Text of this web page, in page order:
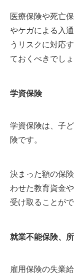
医療保険や死亡
やケガによる入
うリスクに対応
ておくべきでしょ
学資保険
学資保険は、子
険です。
決まった額の保
わせた教育資金
受け取ることがで
就業不能保険、
雇用保険の失業